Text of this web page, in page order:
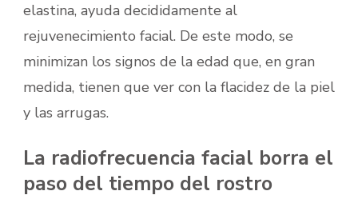
elastina, ayuda decididamente al
rejuvenecimiento facial. De este modo, se
minimizan los signos de la edad que, en gran
medida, tienen que ver con la flacidez de la piel
y las arrugas.
La radiofrecuencia facial borra el
paso del tiempo del rostro